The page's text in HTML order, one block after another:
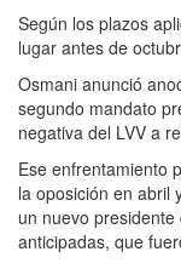
Según los plazos
lugar antes de
Osmani anunció
segundo mandato
negativa del LVV a
Ese enfrentamiento
la oposición en abril
un nuevo
anticipadas, que